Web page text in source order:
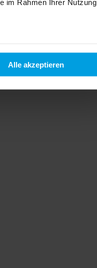
im Rahmen Ihrer Nutzung
Alle akzeptieren